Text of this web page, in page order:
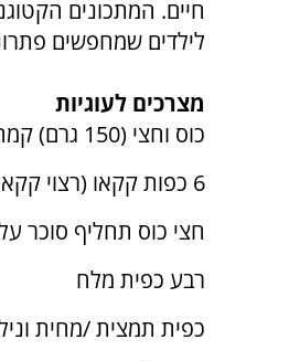
חיים. המתכונים
לילדים שמחפשים
מצרכים לעוגיות
כוס וחצי (150 גרם) קמח שקדים או שקדים מולבנים טחונים דק
6 כפות קקאו (רצוי קקאו הולנדי מעל 20% שומן, פחות מעובד)
חצי כוס תחליף סוכר
רבע כפית מלח
כפית תמצית /מחית